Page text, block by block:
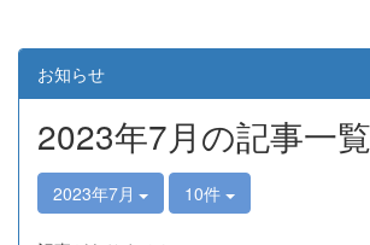
お知らせ
2023年7月の記事一覧
2023年7月 10件